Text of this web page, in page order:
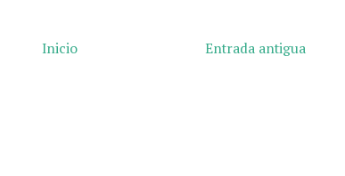
Entrada antigua
Inicio